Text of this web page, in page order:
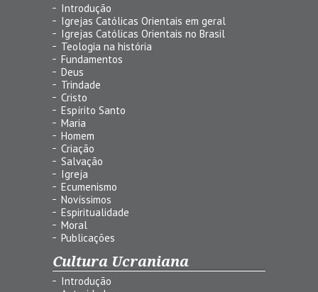
Introdução
Igrejas Católicas Orientais em geral
Igrejas Católicas Orientais no Brasil
Teologia na história
Fundamentos
Deus
Trindade
Cristo
Espírito Santo
Maria
Homem
Criação
Salvação
Igreja
Ecumenismo
Novíssimos
Espiritualidade
Moral
Publicações
Cultura Ucraniana
Introdução